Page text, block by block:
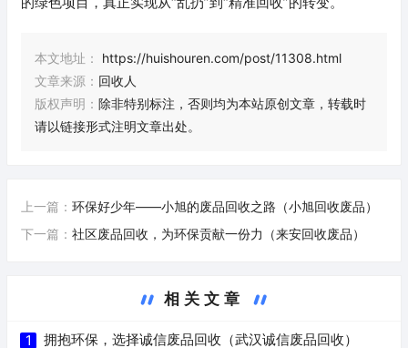
本文地址：
https://huishouren.com/post/11308.html
文章来源： 回收人
版权声明： 除非特别标注，否则均为本站原创文章，转载时
请以链接形式注明文章出处。
上一篇： 环保好少年——小旭的废品回收之路（小旭回收废品）
下一篇： 社区废品回收，为环保贡献一份力（来安回收废品）
相关文章
1 拥抱环保，选择诚信废品回收（武汉诚信废品回收）